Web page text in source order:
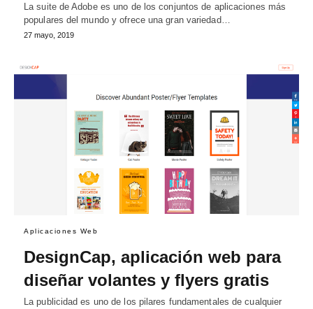
La suite de Adobe es uno de los conjuntos de aplicaciones más
populares del mundo y ofrece una gran variedad…
27 mayo, 2019
Aplicaciones Web
DesignCap, aplicación web para
diseñar volantes y flyers gratis
La publicidad es uno de los pilares fundamentales de cualquier